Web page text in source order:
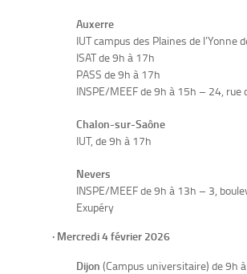
Auxerre
IUTcampus des Plaines de l’Yonne
ISAT de 9h à 17h
PASS de 9h à 17h
INSPE/MEEF de 9h à 15h – 24, rue
Chalon-sur-Saône
IUT, de 9h à 17h
Nevers
INSPE/MEEF de 9h à 13h – 3,
Exupéry
· Mercredi 4 février 2026
Dijon (Campus universitaire) de 9h